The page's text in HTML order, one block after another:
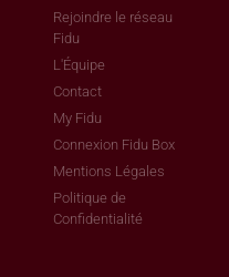
Rejoindre le réseau
Fidu
L'Équipe
Contact
My Fidu
Connexion Fidu Box
Mentions Légales
Politique de
Confidentialité